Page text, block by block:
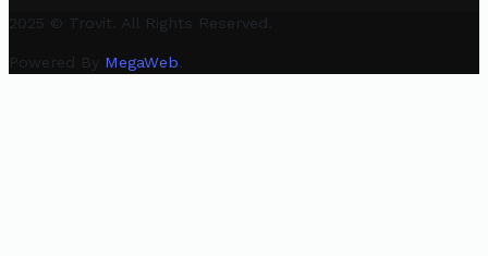
2025 © Trovit. All Rights Reserved.
Powered By MegaWeb